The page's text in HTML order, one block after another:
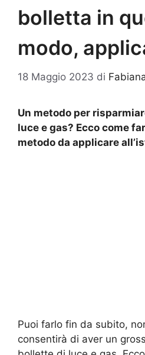
bolletta in
modo,
18 Maggio 2023 di
Un metodo per
luce e gas? Ecco come
metodo da applicare
Puoi farlo fin da subito,
consentirà di aver un